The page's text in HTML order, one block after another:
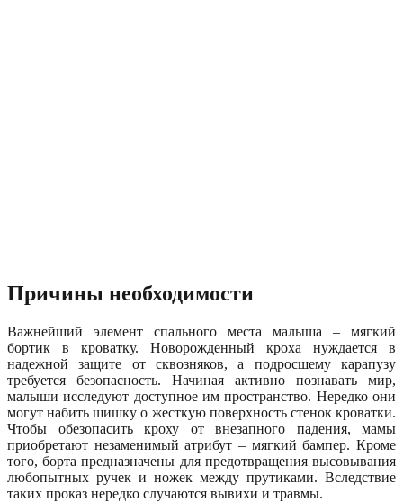
Причины необходимости
Важнейший элемент спального места малыша – мягкий
бортик в кроватку. Новорожденный кроха нуждается в
надежной защите от сквозняков, а подросшему карапузу
требуется безопасность. Начиная активно познавать мир,
малыши исследуют доступное им пространство. Нередко они
могут набить шишку о жесткую поверхность стенок кроватки.
Чтобы обезопасить кроху от внезапного падения, мамы
приобретают незаменимый атрибут – мягкий бампер. Кроме
того, борта предназначены для предотвращения высовывания
любопытных ручек и ножек между прутиками. Вследствие
таких проказ нередко случаются вывихи и травмы.